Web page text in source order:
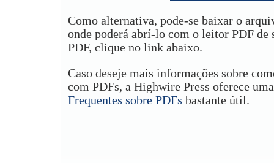
Como alternativa, pode-se baixar o
onde poderá abrí-lo com o leitor PDF de
PDF, clique no link abaixo.
Caso deseje mais informações sobre
com PDFs, a Highwire Press oferece
Frequentes sobre PDFs bastante útil.